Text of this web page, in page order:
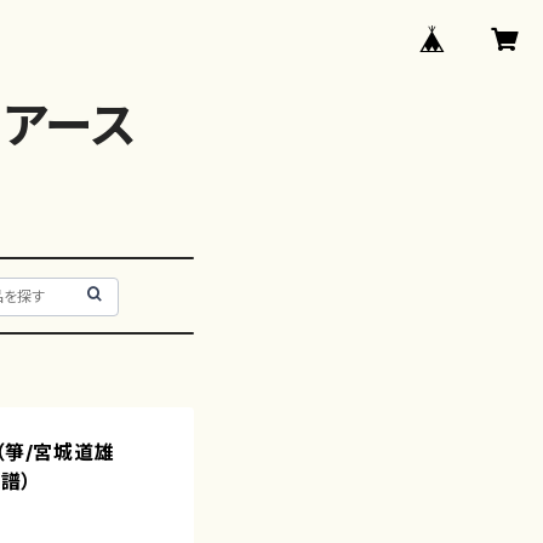
ース
/宮城道雄
）